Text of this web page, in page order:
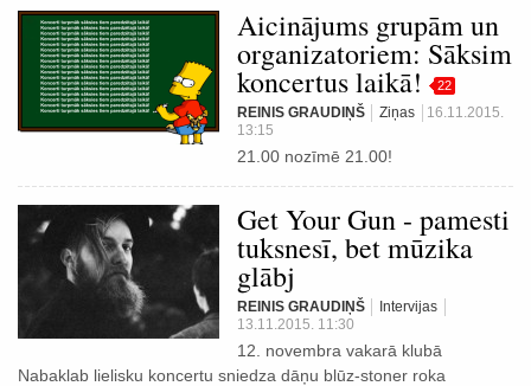
Aicinājums grupām un
organizatoriem: Sāksim
koncertus laikā! 22
REINIS GRAUDIŅŠ Ziņas
16.11.2015.
13:15
21.00 nozīmē 21.00!
Get Your Gun - pamesti
tuksnesī, bet mūzika
glābj
REINIS GRAUDIŅŠ
Intervijas
13.11.2015. 11:30
12. novembra vakarā klubā
Nabaklab lielisku koncertu sniedza dāņu blūz-stoner roka